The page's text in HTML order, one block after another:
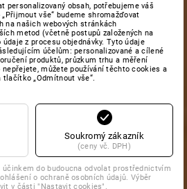
personalizovaný obsah, potřebujeme váš
vše“ budeme shromažďovat
našich webových stránkách
metod (včetně postupů založených na
z procesu objednávky. Tyto údaje
účelům: personalizované a cílené
produktů, průzkum trhu a měření
můžete používání těchto cookies a
„Odmítnout vše“.
Soukromý zákazník
(ceny vč. DPH)
do budoucna odvolat prostřednictvím
o ochraně osobních údajů. Výběr
v části "Nastavit cookies".